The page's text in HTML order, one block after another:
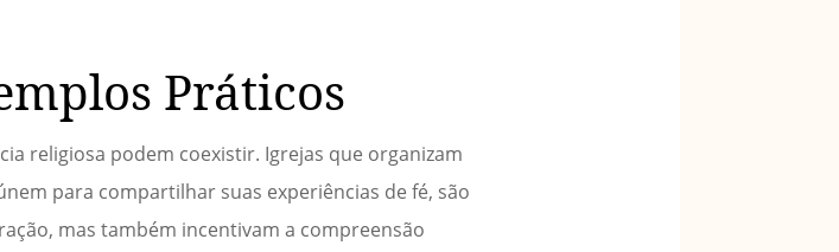
Práticos
religiosa podem coexistir. Igrejas que organizam
para compartilhar suas experiências de fé, são
mas também incentivam a compreensão